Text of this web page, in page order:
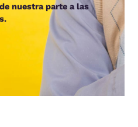
nuestra parte a las